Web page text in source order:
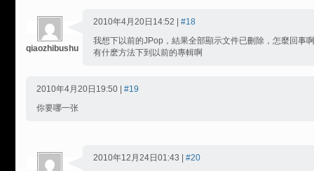
qiaozhibushu
2010年4月20日14:52 | #18
我想下以前的JPop，結果全部顯示文件已刪除，怎麼回事
有什麽方法下到以前的專輯啊
2010年4月20日19:50 | #19
你要哪一张
2010年12月24日01:43 | #20